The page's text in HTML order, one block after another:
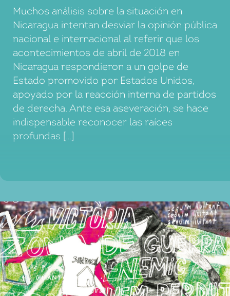
Muchos análisis sobre la situación en
Nicaragua intentan desviar la opinión pública
nacional e internacional al referir que los
acontecimientos de abril de 2018 en
Nicaragua respondieron a un golpe de
Estado promovido por Estados Unidos,
apoyado por la reacción interna de partidos
de derecha. Ante esa aseveración, se hace
indispensable reconocer las raíces
profundas […]